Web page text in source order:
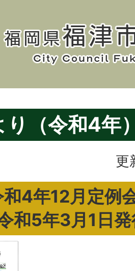
り（令和4年
更
4年12月定例
和5年3月1日